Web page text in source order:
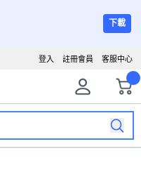
下載
客服中心
註冊會員
登入